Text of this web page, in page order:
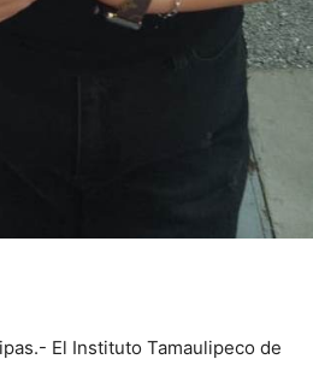
El Instituto Tamaulipeco de